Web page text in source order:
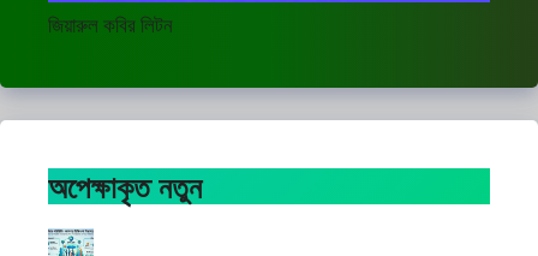
জিয়ারুল কবির লিটন
অপেক্ষাকৃত নতুন